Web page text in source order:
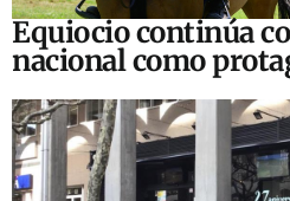
Equiocio continúa
nacional como